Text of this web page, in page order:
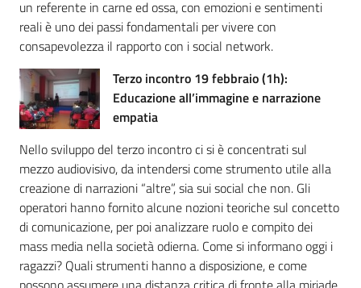
un referente in carne ed ossa, con emozioni e sentimenti
reali è uno dei passi fondamentali per vivere con
consapevolezza il rapporto con i social network.
Terzo incontro 19 febbraio (1h):
Educazione all’immagine e narrazione
empatia
Nello sviluppo del terzo incontro ci si è concentrati sul
mezzo audiovisivo, da intendersi come strumento utile alla
creazione di narrazioni “altre”, sia sui social che non. Gli
operatori hanno fornito alcune nozioni teoriche sul concetto
di comunicazione, per poi analizzare ruolo e compito dei
mass media nella società odierna. Come si informano oggi i
ragazzi? Quali strumenti hanno a disposizione, e come